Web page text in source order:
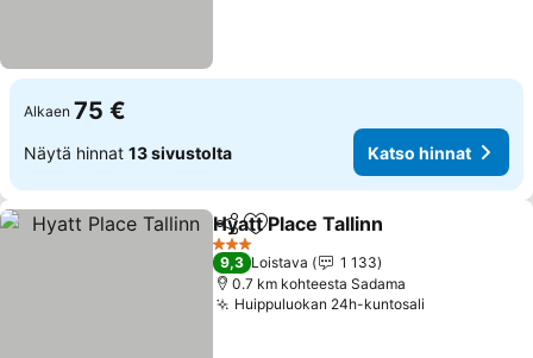
Alkaen 75 €
Näytä hinnat 13 sivustolta Katso hinnat
Jaa Lisää suosikkeihin
Hyatt Place Tallinn
3 Tähtiluokitus
9,3 Loistava
1 133
0.7 km kohteesta Sadama
Huippuluokan 24h-kuntosali